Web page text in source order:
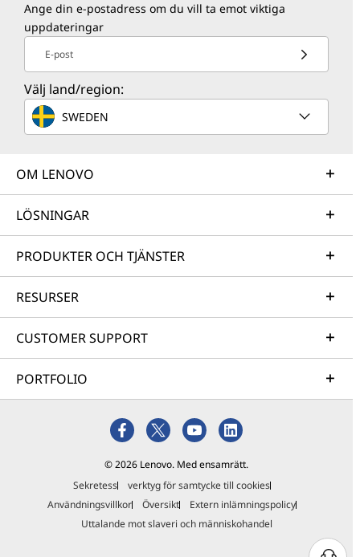
Ange din e-postadress om du vill ta emot viktiga
uppdateringar
E-post
Välj land/region:
SWEDEN
OM LENOVO
LÖSNINGAR
PRODUKTER OCH TJÄNSTER
RESURSER
CUSTOMER SUPPORT
PORTFOLIO
© 2026 Lenovo. Med ensamrätt.
Sekretess
verktyg för samtycke till cookies
Användningsvillkor
Översikt
Extern inlämningspolicy
Uttalande mot slaveri och människohandel